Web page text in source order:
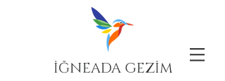
İĞNEADA GEZİM